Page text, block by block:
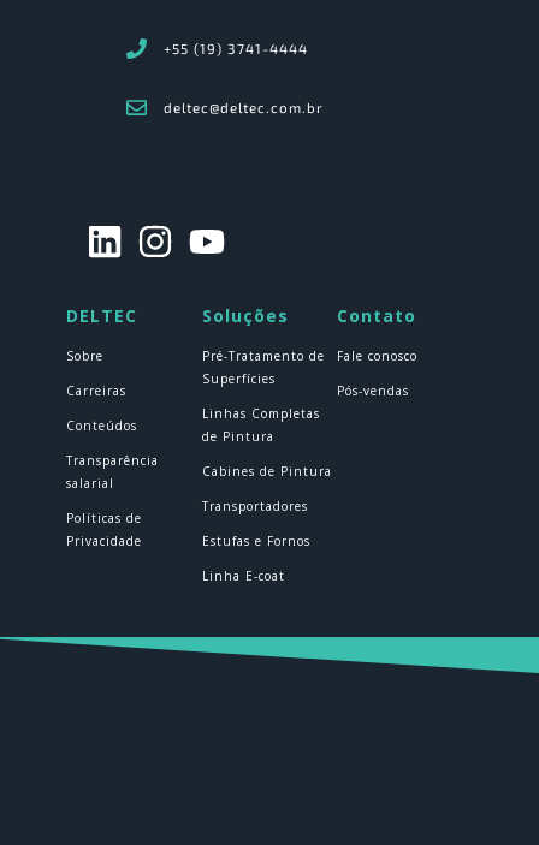
+55 (19) 3741-4444
deltec@deltec.com.br
DELTEC Soluções Contato
Sobre
Carreiras
Conteúdos
Transparência
salarial
Políticas de
Privacidade
Pré-Tratamento de
Superfícies
Linhas Completas
de Pintura
Cabines de Pintura
Transportadores
Estufas e Fornos
Linha E-coat
Fale conosco
Pós-vendas